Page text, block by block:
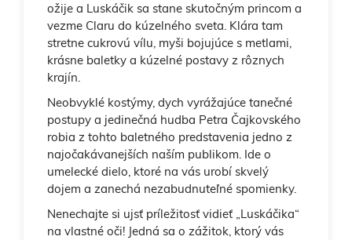
ožije a Luskáčik sa stane skutočným princom a
vezme Claru do kúzelného sveta. Klára tam
stretne cukrovú vílu, myši bojujúce s metlami,
krásne baletky a kúzelné postavy z rôznych
krajín.
Neobvyklé kostýmy, dych vyrážajúce tanečné
postupy a jedinečná hudba Petra Čajkovského
robia z tohto baletného predstavenia jedno z
najočakávanejších naším publikom. Ide o
umelecké dielo, ktoré na vás urobí skvelý
dojem a zanechá nezabudnuteľné spomienky.
Nenechajte si ujsť príležitosť vidieť „Luskáčika“
na vlastné oči! Jedná sa o zážitok, ktorý vás